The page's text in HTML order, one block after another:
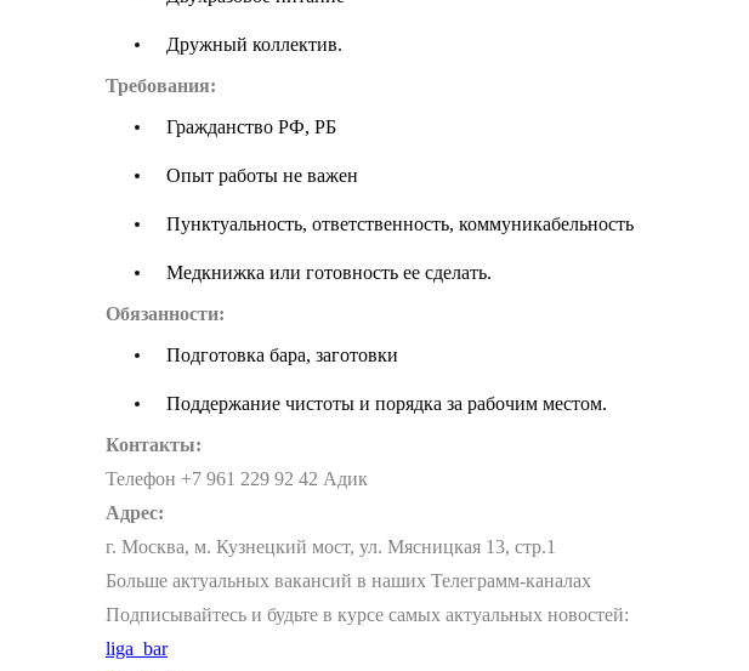
Дружный коллектив.
Требования:
Гражданство РФ, РБ
Опыт работы не важен
Пунктуальность, ответственность, коммуникабельность
Медкнижка или готовность ее сделать.
Обязанности:
Подготовка бара, заготовки
Поддержание чистоты и порядка за рабочим местом.
Контакты:
Телефон +7 961 229 92 42 Адик
Адрес:
г. Москва, м. Кузнецкий мост, ул. Мясницкая 13, стр.1
Больше актуальных вакансий в наших Телеграмм-каналах
Подписывайтесь и будьте в курсе самых актуальных новостей:
liga_bar